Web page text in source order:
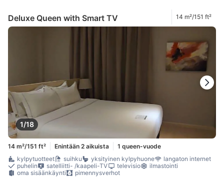
Deluxe Queen with Smart TV 14 m²/151 ft²
1/18
14 m²/151 ft² Enintään 2 aikuista
1 queen-vuode
kylpytuotteet
suihku yksityinen kylpyhuone
langaton internet
puhelin
satelliitti- /kaapeli-TV televisio
ilmastointi
oma sisäänkäynti
pimennysverhot